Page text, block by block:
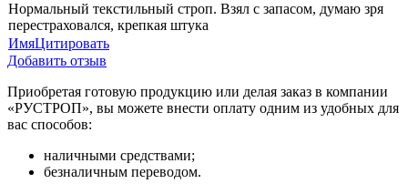
Нормальный текстильный строп. Взял с запасом, думаю зря
перестраховался, крепкая штука
ИмяЦитировать
Добавить отзыв
Приобретая готовую продукцию или делая заказ в компании
«РУСТРОП», вы можете внести оплату одним из удобных для
вас способов:
наличными средствами;
безналичным переводом.